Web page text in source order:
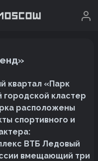
квартал «Парк
кластер
расположены
спортивного и
ВТБ Ледовый
вмещающий три